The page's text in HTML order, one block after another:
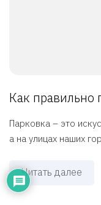
Как правильно
Парковка – это
а на улицах наших
Читать далее